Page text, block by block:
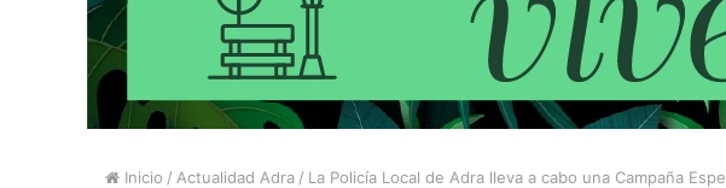
Inicio / Actualidad Adra / La Policía Local de Adra lleva a cabo una Campaña